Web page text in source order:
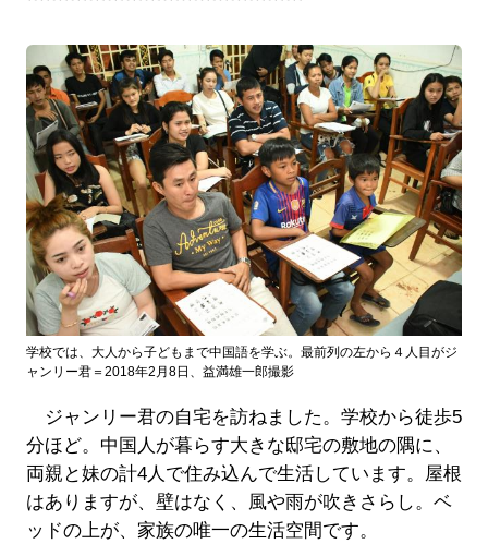
学校では、大人から子どもまで中国語を学ぶ。最前列の左から４人目がジ
ャンリー君＝2018年2月8日、益満雄一郎撮影
ジャンリー君の自宅を訪ねました。学校から徒歩5
分ほど。中国人が暮らす大きな邸宅の敷地の隅に、
両親と妹の計4人で住み込んで生活しています。屋根
はありますが、壁はなく、風や雨が吹きさらし。ベ
ッドの上が、家族の唯一の生活空間です。